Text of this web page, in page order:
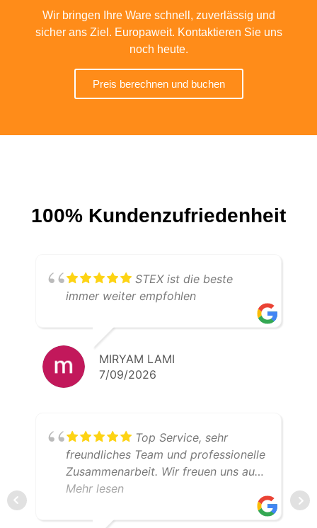
Wir bringen Ihre Ware schnell, zuverlässig und
sicher ans Ziel. Europaweit. Kontaktieren Sie uns
noch heute.
Preis berechnen und buchen
100% Kundenzufriedenheit
STEX ist die beste
immer weiter empfohlen
MIRYAM LAMI
7/09/2026
Top Service, sehr
freundliches Team und professionelle
Zusammenarbeit. Wir freuen uns auf
weitere gemeinsame Transporte.
Mehr lesen